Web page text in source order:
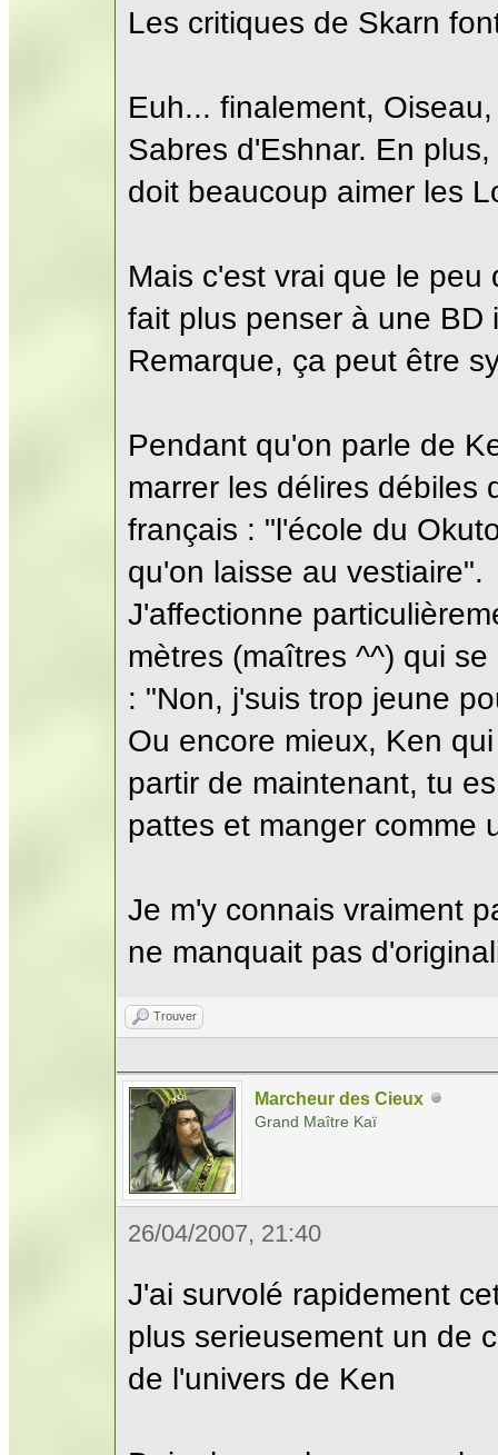
Les critiques de Skarn
Euh... finalement,
Sabres d'Eshnar. En
doit beaucoup aimer les
Mais c'est vrai que le
fait plus penser à une BD
Remarque, ça peut être
Pendant qu'on parle de
marrer les délires débiles
français : "l'école du
qu'on laisse au vestiaire".
J'affectionne
mètres (maîtres ^^) qui
: "Non, j'suis trop jeune
Ou encore mieux, Ken
partir de maintenant, tu
pattes et manger comme
Je m'y connais vraiment
ne manquait pas
Trouver
Marcheur des Cieux
Grand Maître Kaï
26/04/2007, 21:40
J'ai survolé rapidement
plus serieusement un de
de l'univers de Ken